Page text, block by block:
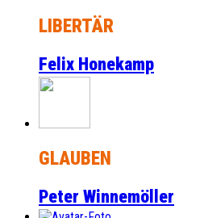
LIBERTÄR
Felix Honekamp
GLAUBEN
Peter Winnemöller